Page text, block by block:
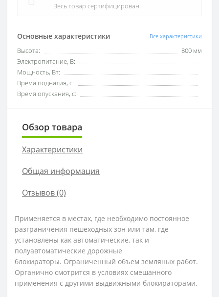
Основные характеристики Все характеристики
Высота:
800 мм
Электропитание, В:
Мощность, Вт:
Время поднятия, с:
Время опускания, с:
Весь товар сертифицирован
Обзор товара
Характеристики
Общая информация
Отзывов (0)
Применяется в местах, где необходимо постоянное
разграничения пешеходных зон или там, где
установлены как автоматические, так и
полуавтоматические дорожные
блокираторы. Ограниченный объем земляных работ.
Органично смотрится в условиях смешанного
применения с другими выдвижными блокираторами.